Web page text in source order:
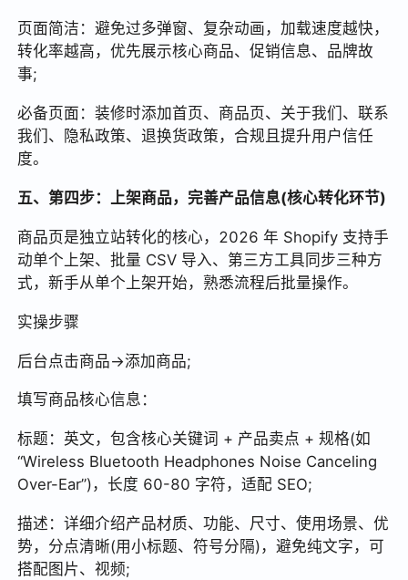
页面简洁：避免过多弹窗、复杂动画，加载速度越快，
转化率越高，优先展示核心商品、促销信息、品牌故
事;
必备页面：装修时添加首页、商品页、关于我们、联系
我们、隐私政策、退换货政策，合规且提升用户信任
度。
五、第四步：上架商品，完善产品信息(核心转化环节)
商品页是独立站转化的核心，2026 年 Shopify 支持手
动单个上架、批量 CSV 导入、第三方工具同步三种方
式，新手从单个上架开始，熟悉流程后批量操作。
实操步骤
后台点击商品→添加商品;
填写商品核心信息：
标题：英文，包含核心关键词 + 产品卖点 + 规格(如
“Wireless Bluetooth Headphones Noise Canceling
Over-Ear”)，长度 60-80 字符，适配 SEO;
描述：详细介绍产品材质、功能、尺寸、使用场景、优
势，分点清晰(用小标题、符号分隔)，避免纯文字，可
搭配图片、视频;